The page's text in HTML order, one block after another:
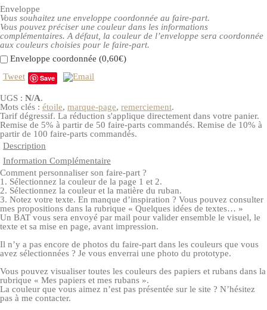
Enveloppe
Vous souhaitez une enveloppe coordonnée au faire-part.
Vous pouvez préciser une couleur dans les informations
complémentaires. A défaut, la couleur de l’enveloppe sera coordonnée
aux couleurs choisies pour le faire-part.
Enveloppe coordonnée (0,60€)
Tweet
Save
UGS : N/A.
Mots clés : étoile, marque-page, remerciement.
Tarif dégressif. La réduction s'applique directement dans votre panier.
Remise de 5% à partir de 50 faire-parts commandés. Remise de 10% à
partir de 100 faire-parts commandés.
Description
Information Complémentaire
Comment personnaliser son faire-part ?
1. Sélectionnez la couleur de la page 1 et 2.
2. Sélectionnez la couleur et la matière du ruban.
3. Notez votre texte. En manque d’inspiration ? Vous pouvez consulter
mes propositions dans la rubrique « Quelques idées de textes… »
Un BAT vous sera envoyé par mail pour valider ensemble le visuel, le
texte et sa mise en page, avant impression.
Il n’y a pas encore de photos du faire-part dans les couleurs que vous
avez sélectionnées ? Je vous enverrai une photo du prototype.
Vous pouvez visualiser toutes les couleurs des papiers et rubans dans la
rubrique « Mes papiers et mes rubans ».
La couleur que vous aimez n’est pas présentée sur le site ? N’hésitez
pas à me contacter.